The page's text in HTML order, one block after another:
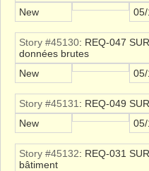
New
Story #45130: REQ-047
données brutes
New
Story #45131 : REQ-049
New
Story #45132: REQ-031
bâtiment